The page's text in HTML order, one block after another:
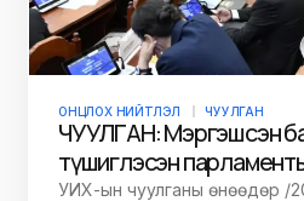
ОНЦЛОХ НИЙТЛЭЛ ЧУУЛГАН
ЧУУЛГАН: Мэргэшсэн
түшиглэсэн
УИХ-ын чуулганы өнөөдөр /